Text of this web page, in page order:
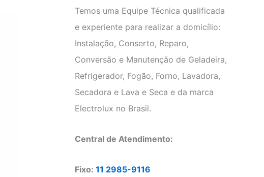
Temos uma Equipe Técnica qualificada
e experiente para realizar a domicílio:
Instalação, Conserto, Reparo,
Conversão e Manutenção de Geladeira,
Refrigerador, Fogão, Forno, Lavadora,
Secadora e Lava e Seca e da marca
Electrolux no Brasil.
Central de Atendimento:
Fixo: 11 2985-9116